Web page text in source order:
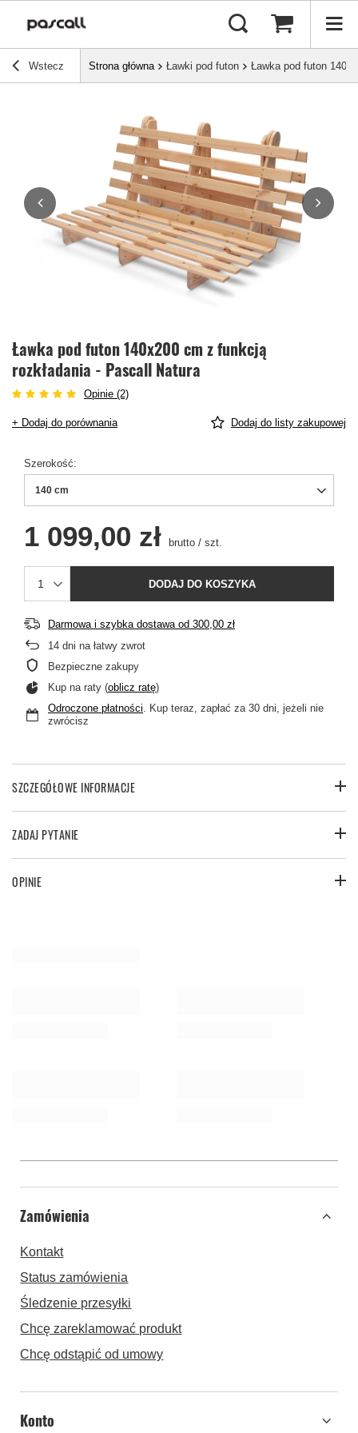
Wstecz Strona główna Ławki pod futon Ławka pod futon
Ławka pod futon 140x200 cm z funkcją
rozkładania - Pascall Natura
Opinie (2)
+ Dodaj do porównania Dodaj do listy zakupowej
Szerokość
140 cm
1 099,00 zł brutto / szt.
DODAJ DO KOSZYKA
Darmowa i szybka dostawaod 300,00 zł
14 dni na łatwy zwrot
Bezpieczne zakupy
Kup na raty (oblicz ratę)
Odroczone płatności. Kup teraz, zapłać za 30 dni, jeżeli nie
zwrócisz
SZCZEGÓŁOWE INFORMACJE
ZADAJ PYTANIE
OPINIE
Zamówienia
Kontakt
Status zamówienia
Śledzenie przesyłki
Chcę zareklamować produkt
Chcę odstąpić od umowy
Konto